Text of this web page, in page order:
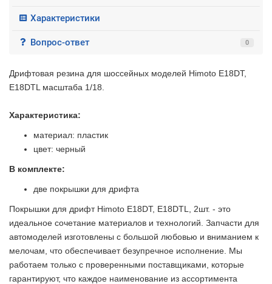
Характеристики
Вопрос-ответ 0
Дрифтовая резина для шоссейных моделей Himoto E18DT,
E18DTL масштаба 1/18.
Характеристика:
материал: пластик
цвет: черный
В комплекте:
две покрышки для дрифта
Покрышки для дрифт Himoto E18DT, E18DTL, 2шт. - это
идеальное сочетание материалов и технологий. Запчасти для
автомоделей изготовлены с большой любовью и вниманием к
мелочам, что обеспечивает безупречное исполнение. Мы
работаем только с проверенными поставщиками, которые
гарантируют, что каждое наименование из ассортимента
2 недели